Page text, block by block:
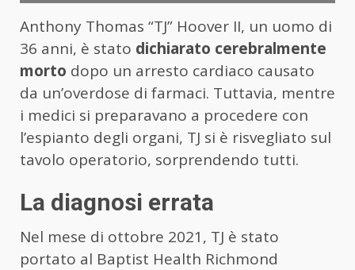
Anthony Thomas “TJ” Hoover II, un uomo di
36 anni, è stato dichiarato cerebralmente
morto dopo un arresto cardiaco causato
da un’overdose di farmaci. Tuttavia, mentre
i medici si preparavano a procedere con
l’espianto degli organi, TJ si è risvegliato sul
tavolo operatorio, sorprendendo tutti.
La diagnosi errata
Nel mese di ottobre 2021, TJ è stato
portato al Baptist Health Richmond